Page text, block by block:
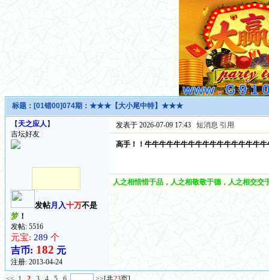
标题： [01错00]074期：★★★【大小尾中特】★★★
【 天之应人 】
吉坛好友
发帖月入十万不是
梦！
发帖: 5516
元宝: 289 个
吉币: 182 元
注册: 2013-04-24
发表于 2026-07-09 17:43 短消息 引用
高手！！牛牛牛牛牛牛牛牛牛牛牛牛牛牛牛牛
人之相惜惜于品，人之相敬敬于德，人之相交